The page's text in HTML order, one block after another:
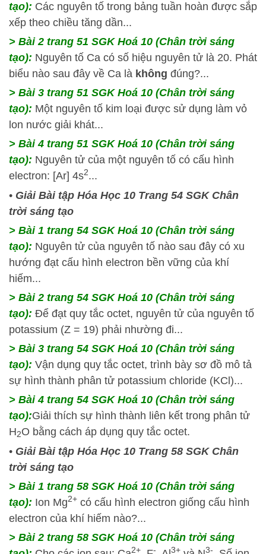
tạo): Các nguyên tố trong bảng tuần hoàn được sắp
xếp theo chiều tăng dần...
> Bài 2 trang 51 SGK Hoá 10 (Chân trời sáng
tạo): Nguyên tố Ca có số hiệu nguyên tử là 20. Phát
biểu nào sau đây về Ca là không đúng?...
> Bài 3 trang 51 SGK Hoá 10 (Chân trời sáng
tạo): Một nguyên tố kim loại được sử dụng làm vỏ
lon nước giải khát...
> Bài 4 trang 51 SGK Hoá 10 (Chân trời sáng
tạo): Nguyên tử của một nguyên tố có cấu hình
electron: [Ar] 4s2...
• Giải Bài tập Hóa Học 10 Trang 54 SGK Chân
trời sáng tạo
> Bài 1 trang 54 SGK Hoá 10 (Chân trời sáng
tạo): Nguyên tử của nguyên tố nào sau đây có xu
hướng đạt cấu hình electron bền vững của khí
hiếm...
> Bài 2 trang 54 SGK Hoá 10 (Chân trời sáng
tạo): Để đạt quy tắc octet, nguyên tử của nguyên tố
potassium (Z = 19) phải nhường đi...
> Bài 3 trang 54 SGK Hoá 10 (Chân trời sáng
tạo): Vận dụng quy tắc octet, trình bày sơ đồ mô tả
sự hình thành phân tử potassium chloride (KCl)...
> Bài 4 trang 54 SGK Hoá 10 (Chân trời sáng
tạo):Giải thích sự hình thành liên kết trong phân tử
H2O bằng cách áp dụng quy tắc octet.
• Giải Bài tập Hóa Học 10 Trang 58 SGK Chân
trời sáng tạo
> Bài 1 trang 58 SGK Hoá 10 (Chân trời sáng
tạo): Ion Mg2+ có cấu hình electron giống cấu hình
electron của khí hiếm nào?...
> Bài 2 trang 58 SGK Hoá 10 (Chân trời sáng
2+ - 3+ 3-